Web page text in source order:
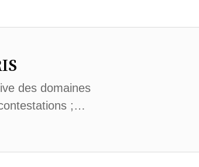
des domaines
;…